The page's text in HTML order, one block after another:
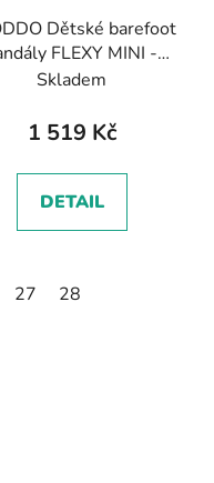
Dětské barefoot
FLEXY MINI -
cognac/hnědá
Skladem
1 519 Kč
DETAIL
27 28